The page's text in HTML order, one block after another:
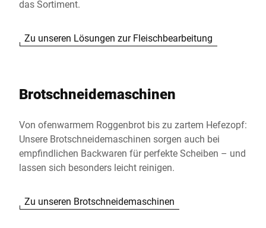
das Sortiment.
Zu unseren Lösungen zur Fleischbearbeitung
Brotschneidemaschinen
Von ofenwarmem Roggenbrot bis zu zartem Hefezopf:
Unsere Brotschneidemaschinen sorgen auch bei
empfindlichen Backwaren für perfekte Scheiben – und
lassen sich besonders leicht reinigen.
Zu unseren Brotschneidemaschinen